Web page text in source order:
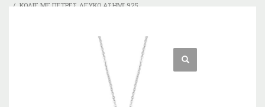
ΚΟΛΙΈ ΜΕ ΠΈΤΡΕΣ ΛΕΥΚΌ ΑΣΉΜΙ 925